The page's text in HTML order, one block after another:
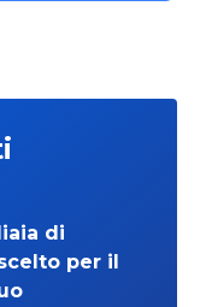
di
per il